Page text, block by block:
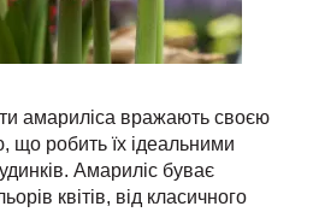
амариліса вражають своєю
робить їх ідеальними
Амариліс буває
квітів, від класичного